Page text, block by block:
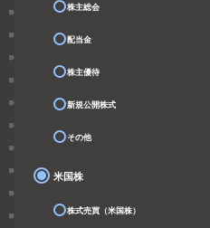
株主総会
配当金
株主優待
新規公開株式
その他
米国株
株式売買（米国株）